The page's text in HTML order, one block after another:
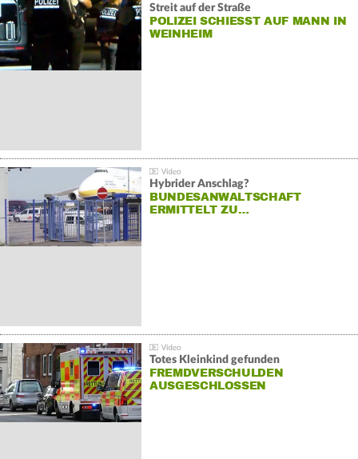
Streit auf der Straße
POLIZEI SCHIESST AUF MANN IN W
EINHEIM
Hybrider Anschlag?
BUNDESANWALTSCHAFT
ERMITTELT ZU…
Totes Kleinkind gefunden
FREMDVERSCHULDEN
AUSGESCHLOSSEN